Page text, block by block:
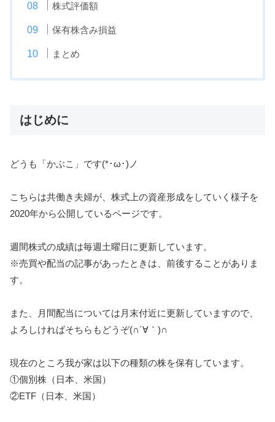
株式評価額
保有株含み損益
まとめ
はじめに
どうも「かぶこ」です(*･ω･)ノ
こちらは共働き夫婦が、株式上の資産形成をしていく様子を
2020年から公開しているページです。
週間株式の成績は毎週土曜日に更新しています。
※売買や配当の記事があったときは、前後することがありま
す。
また、月間配当については月末付近に更新していますので、
よろしければそちらもどうぞ(∩´∀｀)∩
現在のところ我が家は以下の種類の株を保有しています。
①個別株（日本、米国）
②ETF（日本、米国）